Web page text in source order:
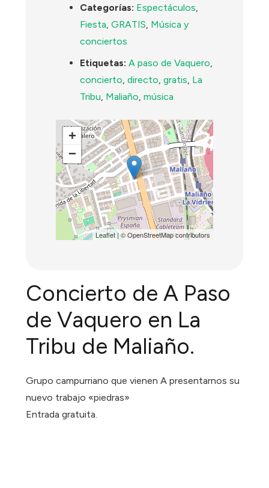
Categorías: Espectáculos,
Fiesta,GRATIS, Música y
conciertos
Etiquetas: A paso de Vaquero,
concierto,directo,gratis, La
Tribu, Maliaño,música
+
−
Leaflet| ©OpenStreetMapcontributors
Concierto de A Paso
de Vaquero en La
Tribu de Maliaño.
Grupo campurriano que vienen A presentarnos su
nuevo trabajo «piedras»
Entrada gratuita.